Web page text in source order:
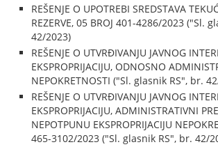
REŠENJE O UPOTREBI SREDSTAVA
REZERVE, 05 BROJ 401-4286/2023 ("Sl.
42/2023)
REŠENJE O UTVRĐIVANJU JAVNOG
EKSPROPRIJACIJU, ODNOSNO
NEPOKRETNOSTI ("Sl. glasnik RS", br.
REŠENJE O UTVRĐIVANJU JAVNOG
EKSPROPRIJACIJU, ADMINISTRATIVNI
NEPOTPUNU EKSPROPRIJACIJU
465-3102/2023 ("Sl. glasnik RS", br. 42/